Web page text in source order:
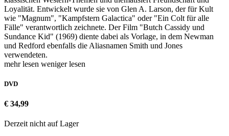
Loyalität. Entwickelt wurde sie von Glen A. Larson, der für Kult
wie "Magnum", "Kampfstern Galactica" oder "Ein Colt für alle
Fälle" verantwortlich zeichnete. Der Film "Butch Cassidy und
Sundance Kid" (1969) diente dabei als Vorlage, in dem Newman
und Redford ebenfalls die Aliasnamen Smith und Jones
verwendeten.
mehr lesen weniger lesen
DVD
€ 34,99
Derzeit nicht auf Lager